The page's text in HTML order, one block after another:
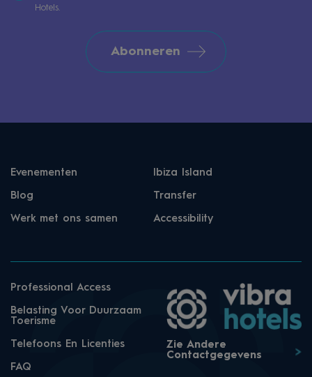
Hotels.
Abonneren
Evenementen Ibiza Island
Blog Transfer
Werk met ons samen Accessibility
Professional Access
Belasting Voor Duurzaam
Toerisme
Telefoons En Licenties
FAQ
Zie Andere
Contactgegevens